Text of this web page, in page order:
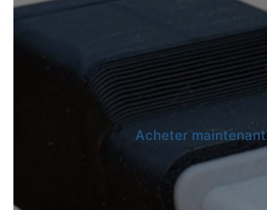
Acheter maintenant